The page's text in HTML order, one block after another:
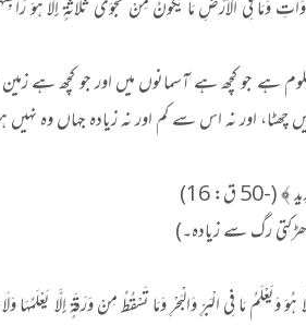
وَمَا فِي الْأَرْضِ مَا يَكُونُ مِنْ نَجْوَى ثَلَاثَةٍ إِلَّا هُوَ
ہے جو کچھ ہے آسمانوں میں اور جو کچھ ہے
چھٹا، اور نہ اس سے کم اور نہ زیادہ جہاں وہ
ق: 16)
رگ سے زیادہ۔)